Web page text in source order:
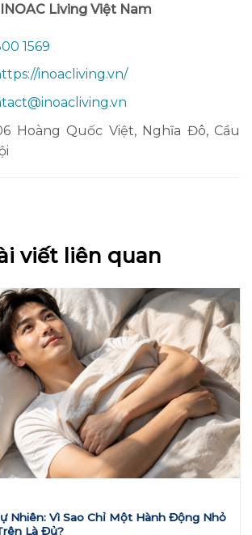
Living Việt Nam
1569
inoacliving.vn/
Hoàng Quốc Việt, Nghĩa Đô, Cầu
viết liên quan
Nhiên: Vì Sao Chỉ Một Hành Động Nhỏ
Là Đủ?